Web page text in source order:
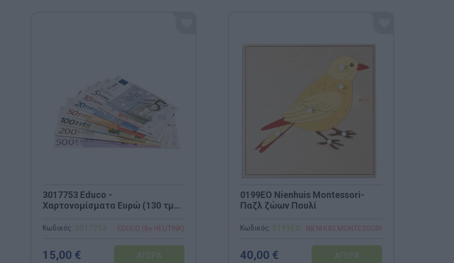
3017753 Educo -
Χαρτονομίσματα Ευρώ (130 τμχ)
Κωδικός: 3017753 EDUCO (By HEUTINK)
15,00 €
0199EO Nienhuis Montessori-
Παζλ ζώων Πουλί
Κωδικός: 0199EO NIENHUIS MONTESSORI
40,00 €